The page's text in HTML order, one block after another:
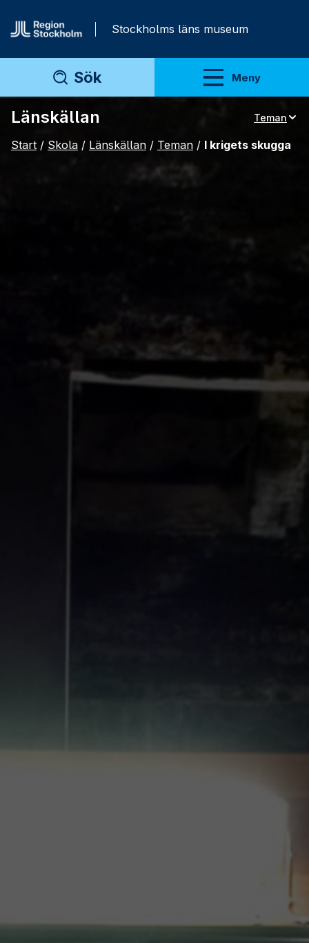
Stockholms läns museum
Sök Meny
Visa meny
Länskällan
Teman
Teman
Arkivmaterial
Start / Skola / Länskällan / Teman / I krigets skugga